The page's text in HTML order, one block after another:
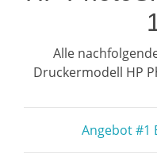
Alle
Druckermodell HP
Angebot #1